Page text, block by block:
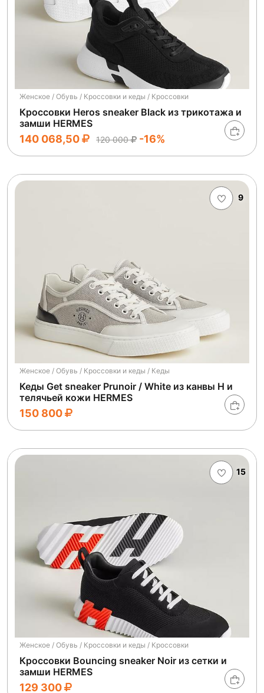
Женское / Обувь / Кроссовки и кеды / Кроссовки
Кроссовки Heros sneaker Black из трикотажа и
замши HERMES
140 068,50 120 000 -16%
9
Женское / Обувь / Кроссовки и кеды / Кеды
Кеды Get sneaker Prunoir / White из канвы H и
телячьей кожи HERMES
150 800
15
Женское / Обувь / Кроссовки и кеды / Кроссовки
Кроссовки Bouncing sneaker Noir из сетки и
замши HERMES
129 300